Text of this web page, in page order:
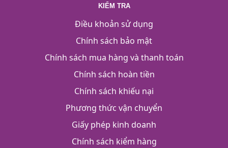
KIỂM TRA
Điều khoản sử dụng
Chính sách bảo mật
Chính sách mua hàng và thanh toán
Chính sách hoàn tiền
Chính sách khiếu nại
Phương thức vận chuyển
Giấy phép kinh doanh
Chính sách kiểm hàng